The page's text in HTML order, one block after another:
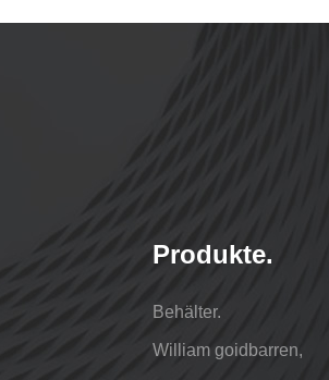
Produkte.
Behälter.
William goidbarren,